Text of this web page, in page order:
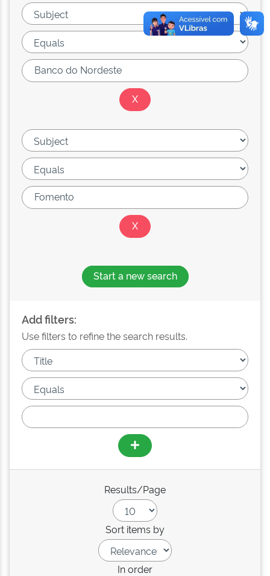
Start a new search
Add filters:
Use filters to refine the search results.
Results/Page
Sort items by
In order